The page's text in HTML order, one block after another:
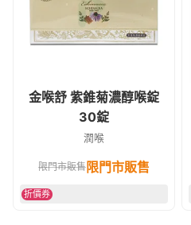
金喉舒 紫錐菊濃醇喉錠
30錠
潤喉
限門市販售 限門市販售
折價券